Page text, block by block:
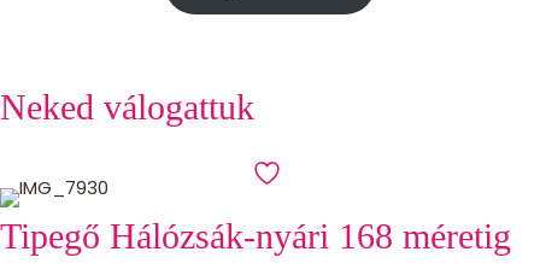
Neked válogattuk
Tipegő Hálózsák-nyári 168 méretig